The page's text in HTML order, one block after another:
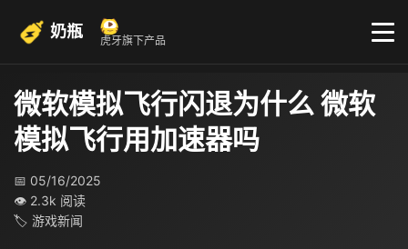
奶瓶 虎牙旗下产品
微软模拟飞行闪退为什么 微软
模拟飞行用加速器吗
📅 05/16/2025
👁 2.3k 阅读
🏷 游戏新闻